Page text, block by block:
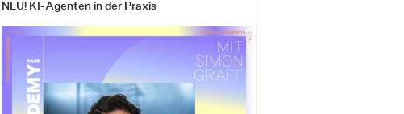
NEU! KI-Agenten in der Praxis